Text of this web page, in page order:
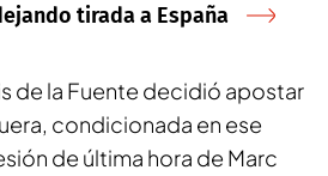
tirada a España
de la Fuente decidió apostar
condicionada en ese
de última hora de Marc